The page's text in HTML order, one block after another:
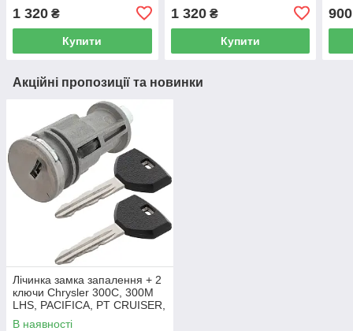
1 320 ₴
Купити
1 320₴
Купити
900
Акційні пропозиції та новинки
Лічинка замка запалення + 2
ключи Chrysler 300C, 300M
LHS, PACIFICA, PT CRUISER,
SEBRING 5003843AB
В наявності